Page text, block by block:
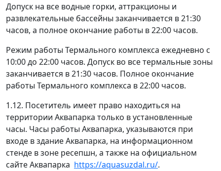
Допуск на все водные горки, аттракционы и
развлекательные бассейны заканчивается в 21:30
часов, а полное окончание работы в 22:00 часов.
Режим работы Термального комплекса ежедневно с
10:00 до 22:00 часов. Допуск во все термальные зоны
заканчивается в 21:30 часов. Полное окончание
работы Термального комплекса в 22:00 часов.
1.12. Посетитель имеет право находиться на
территории Аквапарка только в установленные
часы. Часы работы Аквапарка, указываются при
входе в здание Аквапарка, на информационном
стенде в зоне ресепшн, а также на официальном
сайте Аквапарка https://aquasuzdal.ru/.